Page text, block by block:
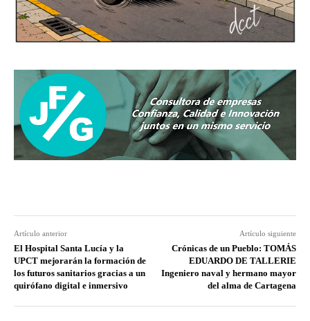
Artículo anterior
El Hospital Santa Lucía y la
UPCT mejorarán la formación de
los futuros sanitarios gracias a un
quirófano digital e inmersivo
Artículo siguiente
Crónicas de un Pueblo: TOMÁS
EDUARDO DE TALLERIE
Ingeniero naval y hermano mayor
del alma de Cartagena